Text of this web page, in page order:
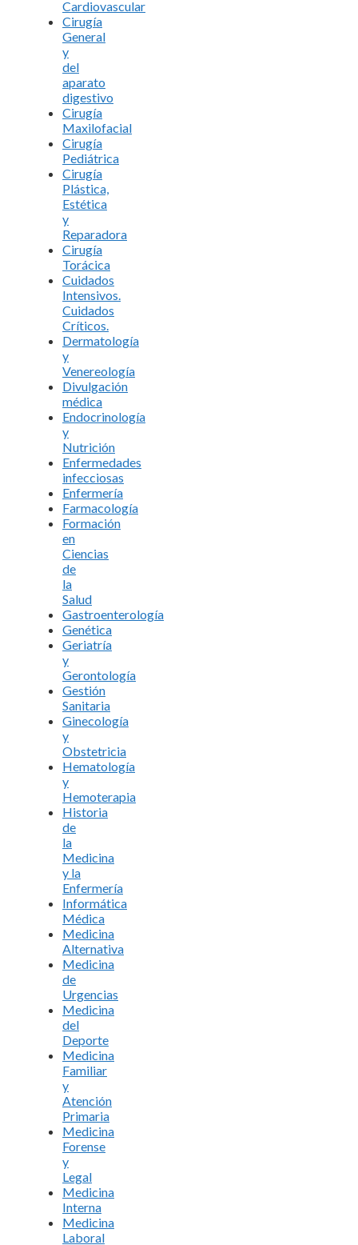
Cardiovascular
Cirugía
General
y
del
aparato
digestivo
Cirugía
Maxilofacial
Cirugía
Pediátrica
Cirugía
Plástica,
Estética
y
Reparadora
Cirugía
Torácica
Cuidados
Intensivos.
Cuidados
Críticos.
Dermatología
y
Venereología
Divulgación
médica
Endocrinología
y
Nutrición
Enfermedades
infecciosas
Enfermería
Farmacología
Formación
en
Ciencias
de
la
Salud
Gastroenterología
Genética
Geriatría
y
Gerontología
Gestión
Sanitaria
Ginecología
y
Obstetricia
Hematología
y
Hemoterapia
Historia
de
la
Medicina
y la
Enfermería
Informática
Médica
Medicina
Alternativa
Medicina
de
Urgencias
Medicina
del
Deporte
Medicina
Familiar
y
Atención
Primaria
Medicina
Forense
y
Legal
Medicina
Interna
Medicina
Laboral